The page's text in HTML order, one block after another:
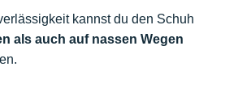
kannst du den Schuh
als auch auf nassen Wegen